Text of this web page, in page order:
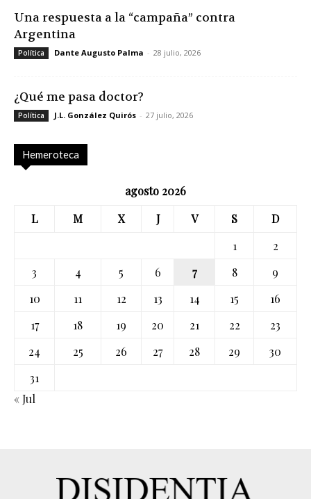
Una respuesta a la “campaña” contra
Argentina
Política Dante Augusto Palma - 28 julio, 2026
¿Qué me pasa doctor?
Política J.L. González Quirós - 27 julio, 2026
Hemeroteca
agosto 2026
L
M X J V S
D
1
2
3
4 5 6 7 8
9
10
11 12 13 14 15
16
17
18 19 20 21 22
23
24
25 26 27 28 29
30
31
« Jul